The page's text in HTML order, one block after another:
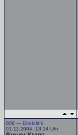
008 — Direktlink
01.11.2004, 13:14 Uhr